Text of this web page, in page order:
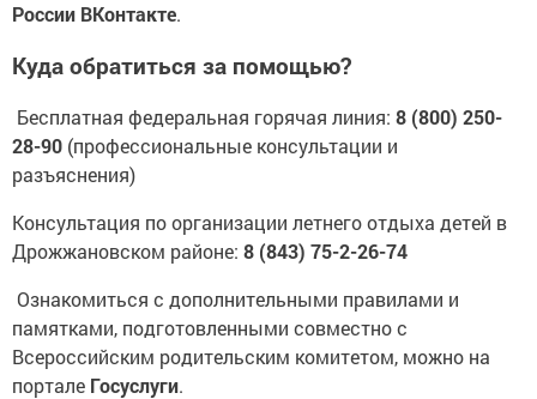
России ВКонтакте.
Куда обратиться за помощью?
Бесплатная федеральная горячая линия: 8 (800) 250-
28-90 (профессиональные консультации и
разъяснения)
Консультация по организации летнего отдыха детей в
Дрожжановском районе: 8 (843) 75-2-26-74
Ознакомиться с дополнительными правилами и
памятками, подготовленными совместно с
Всероссийским родительским комитетом, можно на
портале Госуслуги.